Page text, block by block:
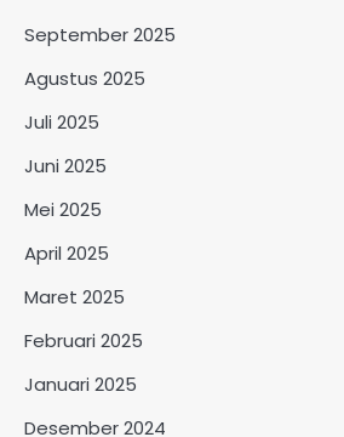
September 2025
Agustus 2025
Juli 2025
Juni 2025
Mei 2025
April 2025
Maret 2025
Februari 2025
Januari 2025
Desember 2024